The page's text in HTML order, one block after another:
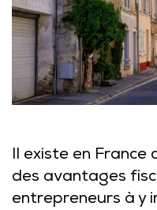
Il existe en
des avantages
entrepreneurs à y